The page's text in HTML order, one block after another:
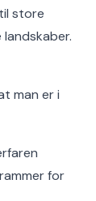
store
man er i
for